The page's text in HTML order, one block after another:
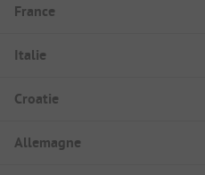
France
Italie
Croatie
Allemagne